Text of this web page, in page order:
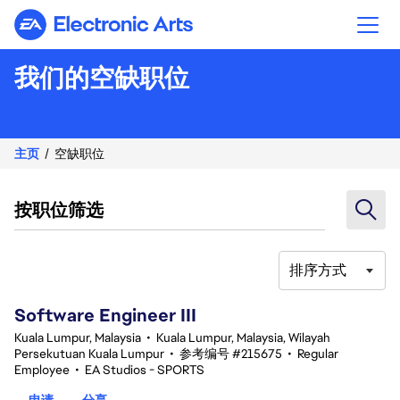
Electronic Arts
我们的空缺职位
主页 空缺职位
按职位筛选
排序方式
Software Engineer III
Kuala Lumpur, Malaysia • Kuala Lumpur, Malaysia, Wilayah
Persekutuan Kuala Lumpur • 参考编号 #215675 • Regular
Employee • EA Studios - SPORTS